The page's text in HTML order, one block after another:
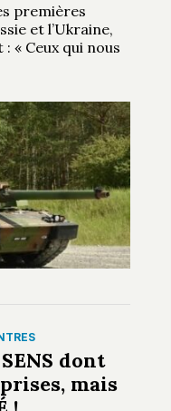
premières
et l’Ukraine,
« Ceux qui nous
dont
mais